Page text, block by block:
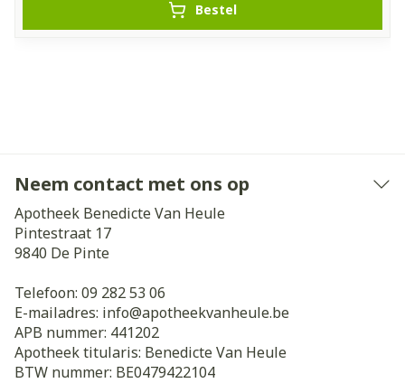
Bestel
Neem contact met ons op
Apotheek Benedicte Van Heule
Pintestraat 17
9840 De Pinte
Telefoon: 09 282 53 06
E-mailadres: info@apotheekvanheule.be
APB nummer: 441202
Apotheek titularis: Benedicte Van Heule
BTW nummer: BE0479422104